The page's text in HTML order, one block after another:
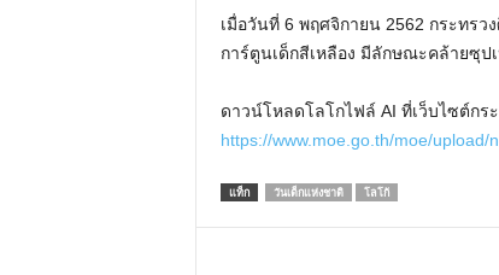
เมื่อวันที่ 6 พฤศจิกายน 2562 กระทร
การ์ตูนเด็กสีเหลือง มีลักษณะคล้ายซุป
ดาวน์โหลดโลโกไฟล์ AI ที่เว็บไซต์กร
https://www.moe.go.th/moe/
แท็ก วันเด็กแห่งชาติ โลโก้